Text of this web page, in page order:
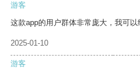
游客
这款app的用户群体非常庞大，我可以
2025-01-10
游客